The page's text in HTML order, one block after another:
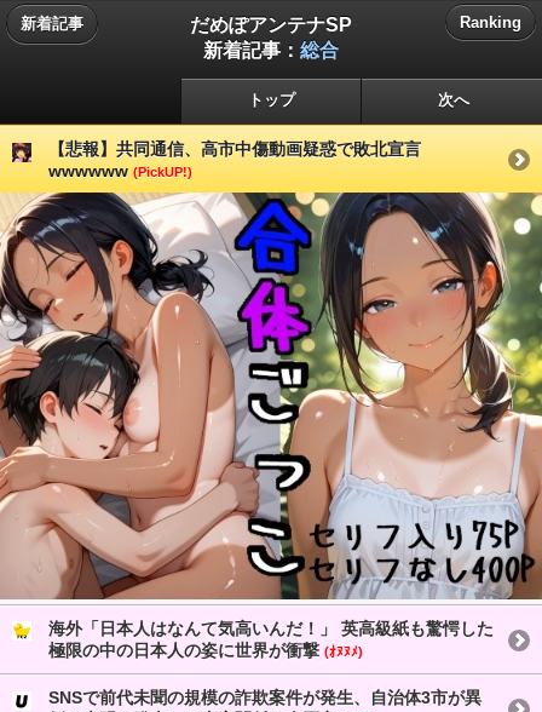
新着記事
だめぽアンテナSP
新着記事： 総合
Ranking
トップ 次へ
【悲報】共同通信、高市中傷動画疑惑で敗北宣言
wwwwww (PickUP!)
海外「日本人はなんて気高いんだ！」 英高級紙も驚愕した
極限の中の日本人の姿に世界が衝撃 (ｵﾇﾇﾒ)
SNSで前代未聞の規模の詐欺案件が発生、自治体3市が異